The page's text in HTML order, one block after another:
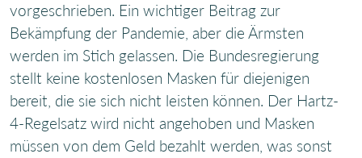
vorgeschrieben. Ein wichtiger Beitrag zur
Bekämpfung der Pandemie, aber die Ärmsten
werden im Stich gelassen. Die Bundesregierung
stellt keine kostenlosen Masken für diejenigen
bereit, die sie sich nicht leisten können. Der Hartz-
4-Regelsatz wird nicht angehoben und Masken
müssen von dem Geld bezahlt werden, was sonst